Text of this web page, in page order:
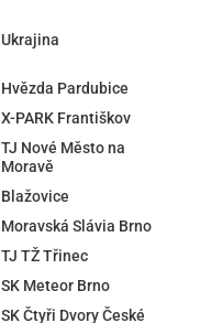
Ukrajina
Hvězda Pardubice
X-PARK Františkov
TJ Nové Město na
Moravě
Blažovice
Moravská Slávia Brno
TJ TŽ Třinec
SK Meteor Brno
SK Čtyři Dvory České